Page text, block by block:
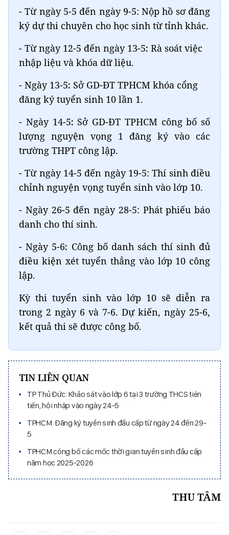
- Từ ngày 5-5 đến ngày 9-5: Nộp hồ sơ đăng
ký dự thi chuyên cho học sinh từ tỉnh khác.
- Từ ngày 12-5 đến ngày 13-5: Rà soát việc
nhập liệu và khóa dữ liệu.
- Ngày 13-5: Sở GD-ĐT TPHCM khóa cổng
đăng ký tuyển sinh 10 lần 1.
- Ngày 14-5: Sở GD-ĐT TPHCM công bố số
lượng nguyện vọng 1 đăng ký vào các
trường THPT công lập.
- Từ ngày 14-5 đến ngày 19-5: Thí sinh điều
chỉnh nguyện vọng tuyển sinh vào lớp 10.
- Ngày 26-5 đến ngày 28-5: Phát phiếu báo
danh cho thí sinh.
- Ngày 5-6: Công bố danh sách thí sinh đủ
điều kiện xét tuyển thẳng vào lớp 10 công
lập.
Kỳ thi tuyển sinh vào lớp 10 sẽ diễn ra
trong 2 ngày 6 và 7-6. Dự kiến, ngày 25-6,
kết quả thi sẽ được công bố.
TIN LIÊN QUAN
TP Thủ Đức: Khảo sát vào lớp 6 tại 3 trường THCS tiên
tiến, hội nhập vào ngày 24-5
TPHCM: Đăng ký tuyển sinh đầu cấp từ ngày 24 đến 29-
5
TPHCM công bố các mốc thời gian tuyển sinh đầu cấp
năm học 2025-2026
THU TÂM